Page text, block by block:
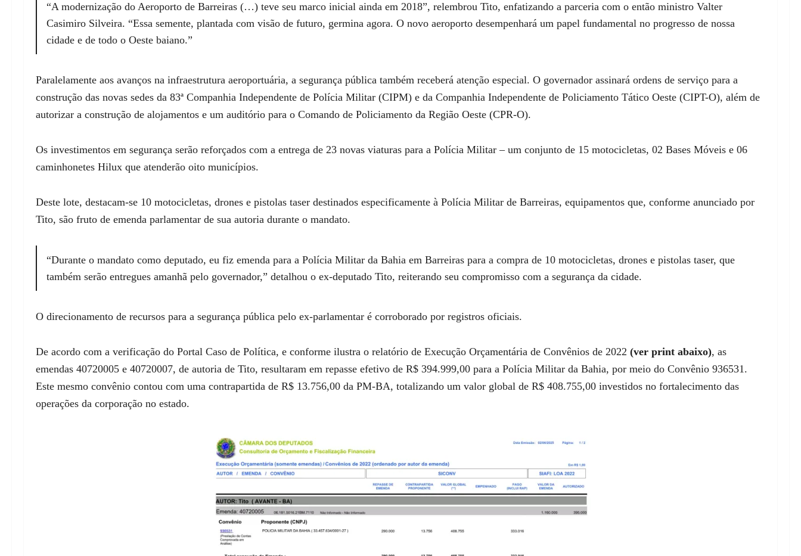
“A modernização do Aeroporto de Barreiras (…) teve seu marco inicial ainda em 2018”, relembrou Tito, enfatizando a parceria com o então ministro Valter
Casimiro Silveira. “Essa semente, plantada com visão de futuro, germina agora. O novo aeroporto desempenhará um papel fundamental no progresso de nossa
cidade e de todo o Oeste baiano.”
Paralelamente aos avanços na infraestrutura aeroportuária, a segurança pública também receberá atenção especial. O governador assinará ordens de serviço para a
construção das novas sedes da 83ª Companhia Independente de Polícia Militar (CIPM) e da Companhia Independente de Policiamento Tático Oeste (CIPT-O), além de
autorizar a construção de alojamentos e um auditório para o Comando de Policiamento da Região Oeste (CPR-O).
Os investimentos em segurança serão reforçados com a entrega de 23 novas viaturas para a Polícia Militar – um conjunto de 15 motocicletas, 02 Bases Móveis e 06
caminhonetes Hilux que atenderão oito municípios.
Deste lote, destacam-se 10 motocicletas, drones e pistolas taser destinados especificamente à Polícia Militar de Barreiras, equipamentos que, conforme anunciado por
Tito, são fruto de emenda parlamentar de sua autoria durante o mandato.
“Durante o mandato como deputado, eu fiz emenda para a Polícia Militar da Bahia em Barreiras para a compra de 10 motocicletas, drones e pistolas taser, que
também serão entregues amanhã pelo governador,” detalhou o ex-deputado Tito, reiterando seu compromisso com a segurança da cidade.
O direcionamento de recursos para a segurança pública pelo ex-parlamentar é corroborado por registros oficiais.
De acordo com a verificação do Portal Caso de Política, e conforme ilustra o relatório de Execução Orçamentária de Convênios de 2022 (ver print abaixo), as
emendas 40720005 e 40720007, de autoria de Tito, resultaram em repasse efetivo de R$ 394.999,00 para a Polícia Militar da Bahia, por meio do Convênio 936531.
Este mesmo convênio contou com uma contrapartida de R$ 13.756,00 da PM-BA, totalizando um valor global de R$ 408.755,00 investidos no fortalecimento das
operações da corporação no estado.